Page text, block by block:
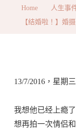
Home 人生事
【结婚啦！】婚
13/7/2016，星期三
我想他已经上瘾
想再拍一次情侣